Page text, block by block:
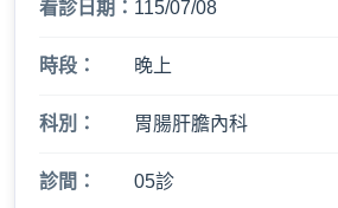
看診日期： 115/07/08
時段： 晚上
科別： 胃腸肝膽內科
診間： 05診